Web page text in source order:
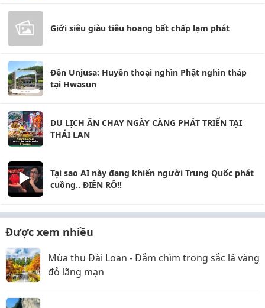
Giới siêu giàu tiêu hoang bất chấp lạm phát
Đền Unjusa: Huyền thoại nghìn Phật nghìn tháp
tại Hwasun
DU LỊCH ĂN CHAY NGÀY CÀNG PHÁT TRIỂN TẠI
THÁI LAN
Tại sao AI này đang khiến người Trung Quốc phát
cuồng.. ĐIÊN RỒ!!
Được xem nhiều
Mùa thu Đài Loan - Đắm chìm trong sắc lá vàng
đỏ lãng mạn